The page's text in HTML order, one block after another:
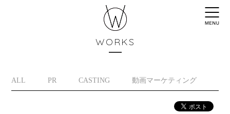
WORKS
ALL PR CASTING 動画マーケティング